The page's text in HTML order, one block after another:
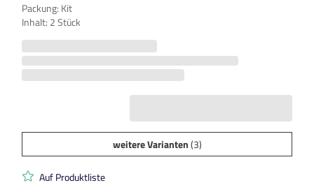
Packung: Kit
Inhalt: 2 Stück
weitere Varianten(3)
Auf Produktliste